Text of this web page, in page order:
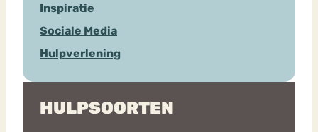
Inspiratie
Sociale Media
Hulpverlening
HULPSOORTEN